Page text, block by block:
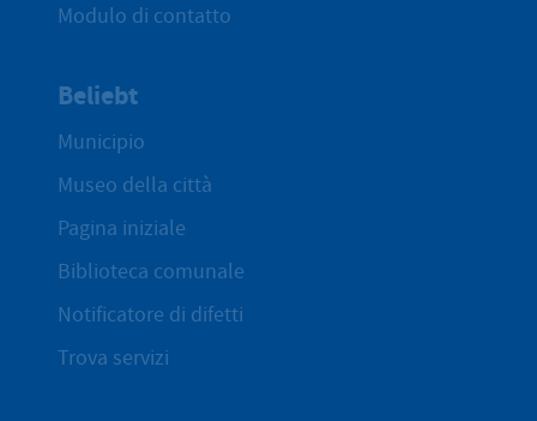
Modulo di contatto
Beliebt
Municipio
Museo della città
Pagina iniziale
Biblioteca comunale
Notificatore di difetti
Trova servizi